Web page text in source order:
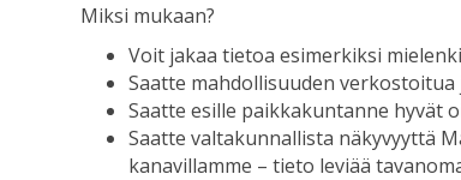
Miksi mukaan?
Voit jakaa tietoa esimerkiksi
Saatte mahdollisuuden
Saatte esille paikkakuntanne hyvät
Saatte valtakunnallista näkyvyyttä
kanavillamme – tieto leviää